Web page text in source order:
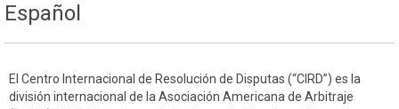
Español
El Centro Internacional de Resolución de Disputas (“CIRD”) es la
división internacional de la Asociación Americana de Arbitraje